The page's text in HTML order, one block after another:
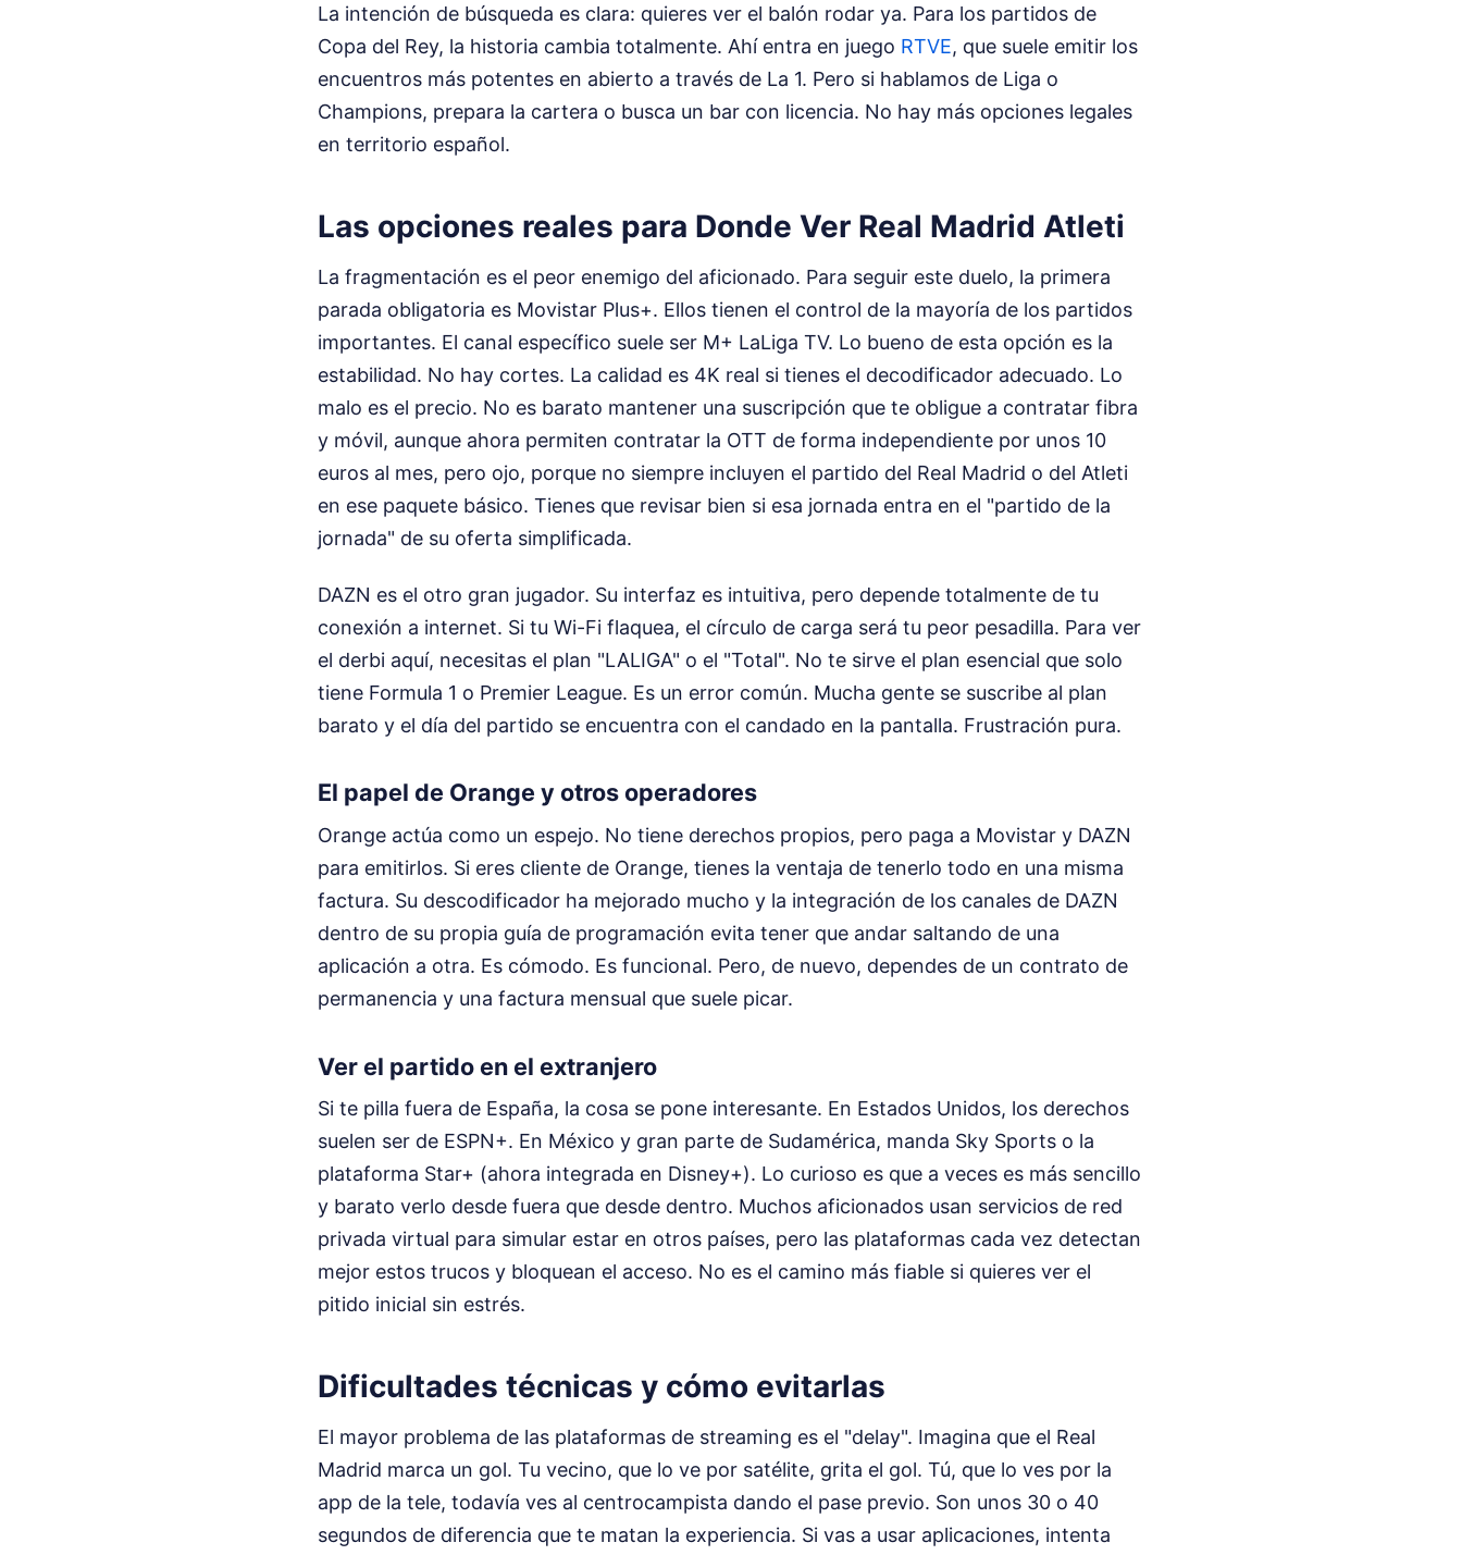
La intención de búsqueda es clara: quieres ver el balón rodar ya. Para los partidos de
Copa del Rey, la historia cambia totalmente. Ahí entra en juego RTVE, que suele emitir los
encuentros más potentes en abierto a través de La 1. Pero si hablamos de Liga o
Champions, prepara la cartera o busca un bar con licencia. No hay más opciones legales
en territorio español.
Las opciones reales para Donde Ver Real Madrid Atleti
La fragmentación es el peor enemigo del aficionado. Para seguir este duelo, la primera
parada obligatoria es Movistar Plus+. Ellos tienen el control de la mayoría de los partidos
importantes. El canal específico suele ser M+ LaLiga TV. Lo bueno de esta opción es la
estabilidad. No hay cortes. La calidad es 4K real si tienes el decodificador adecuado. Lo
malo es el precio. No es barato mantener una suscripción que te obligue a contratar fibra
y móvil, aunque ahora permiten contratar la OTT de forma independiente por unos 10
euros al mes, pero ojo, porque no siempre incluyen el partido del Real Madrid o del Atleti
en ese paquete básico. Tienes que revisar bien si esa jornada entra en el "partido de la
jornada" de su oferta simplificada.
DAZN es el otro gran jugador. Su interfaz es intuitiva, pero depende totalmente de tu
conexión a internet. Si tu Wi-Fi flaquea, el círculo de carga será tu peor pesadilla. Para ver
el derbi aquí, necesitas el plan "LALIGA" o el "Total". No te sirve el plan esencial que solo
tiene Formula 1 o Premier League. Es un error común. Mucha gente se suscribe al plan
barato y el día del partido se encuentra con el candado en la pantalla. Frustración pura.
El papel de Orange y otros operadores
Orange actúa como un espejo. No tiene derechos propios, pero paga a Movistar y DAZN
para emitirlos. Si eres cliente de Orange, tienes la ventaja de tenerlo todo en una misma
factura. Su descodificador ha mejorado mucho y la integración de los canales de DAZN
dentro de su propia guía de programación evita tener que andar saltando de una
aplicación a otra. Es cómodo. Es funcional. Pero, de nuevo, dependes de un contrato de
permanencia y una factura mensual que suele picar.
Ver el partido en el extranjero
Si te pilla fuera de España, la cosa se pone interesante. En Estados Unidos, los derechos
suelen ser de ESPN+. En México y gran parte de Sudamérica, manda Sky Sports o la
plataforma Star+ (ahora integrada en Disney+). Lo curioso es que a veces es más sencillo
y barato verlo desde fuera que desde dentro. Muchos aficionados usan servicios de red
privada virtual para simular estar en otros países, pero las plataformas cada vez detectan
mejor estos trucos y bloquean el acceso. No es el camino más fiable si quieres ver el
pitido inicial sin estrés.
Dificultades técnicas y cómo evitarlas
El mayor problema de las plataformas de streaming es el "delay". Imagina que el Real
Madrid marca un gol. Tu vecino, que lo ve por satélite, grita el gol. Tú, que lo ves por la
app de la tele, todavía ves al centrocampista dando el pase previo. Son unos 30 o 40
segundos de diferencia que te matan la experiencia. Si vas a usar aplicaciones, intenta